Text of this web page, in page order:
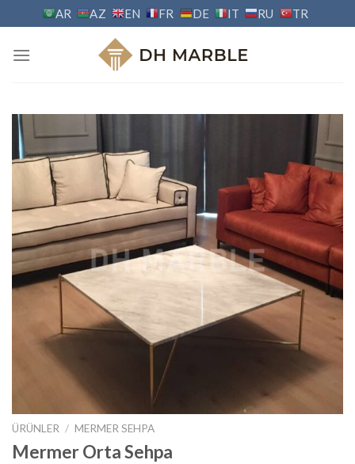
to
content
AR AZ EN FR DE IT RU TR
ÜRÜNLER / MERMER SEHPA
Mermer Orta Sehpa